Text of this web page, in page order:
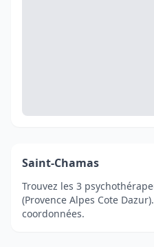
Saint-Chamas
Trouvez les 3
(Provence Alpes Cote
coordonnées.